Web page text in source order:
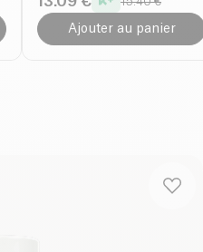
Ajouter au panier